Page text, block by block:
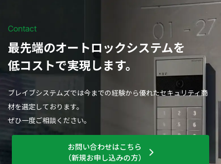
Contact
最先端のオートロックシステムを
低コストで実現します。
ブレイブシステムズでは今までの経験から優れたセキュリティ商
材を選定しております。
ぜひ一度ご相談ください。
お問い合わせはこちら
（新規お申し込みの方）